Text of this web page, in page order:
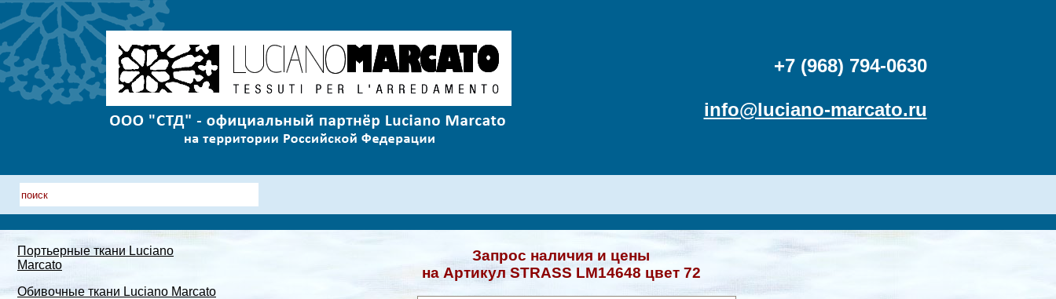
+7 (968) 794-0630
info@luciano-marcato.ru
Портьерные ткани Luciano
Marcato
Обивочные ткани Luciano Marcato
Запрос наличия и цены
на Артикул STRASS LM14648 цвет 72